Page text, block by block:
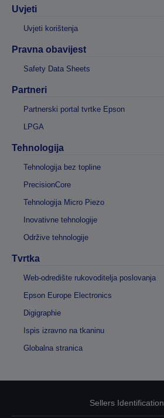
Uvjeti
Uvjeti korištenja
Pravna obavijest
Safety Data Sheets
Partneri
Partnerski portal tvrtke Epson
LPGA
Tehnologija
Tehnologija bez topline
PrecisionCore
Tehnologija Micro Piezo
Inovativne tehnologije
Održive tehnologije
Tvrtka
Web-odredište rukovoditelja poslovanja
Epson Europe Electronics
Digigraphie
Ispis izravno na tkaninu
Globalna stranica
Sellers Identification